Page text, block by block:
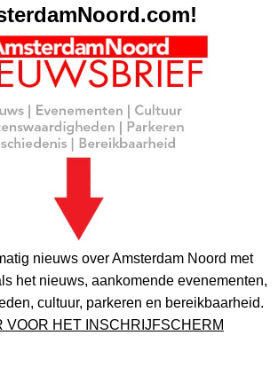
nieuws over Amsterdam Noord met
het nieuws, aankomende evenementen,
cultuur, parkeren en bereikbaarheid.
VOOR HET INSCHRIJFSCHERM